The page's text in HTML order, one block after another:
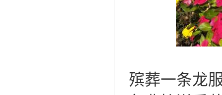
殡葬一条龙